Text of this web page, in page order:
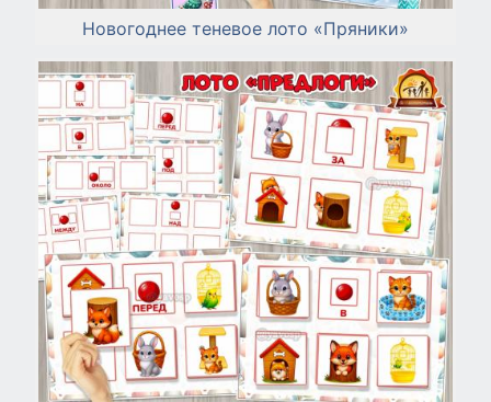
Новогоднее теневое лото «Пряники»